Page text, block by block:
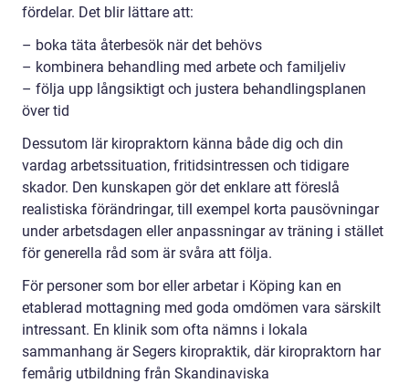
fördelar. Det blir lättare att:
– boka täta återbesök när det behövs
– kombinera behandling med arbete och familjeliv
– följa upp långsiktigt och justera behandlingsplanen
över tid
Dessutom lär kiropraktorn känna både dig och din
vardag arbetssituation, fritidsintressen och tidigare
skador. Den kunskapen gör det enklare att föreslå
realistiska förändringar, till exempel korta pausövningar
under arbetsdagen eller anpassningar av träning i stället
för generella råd som är svåra att följa.
För personer som bor eller arbetar i Köping kan en
etablerad mottagning med goda omdömen vara särskilt
intressant. En klinik som ofta nämns i lokala
sammanhang är Segers kiropraktik, där kiropraktorn har
femårig utbildning från Skandinaviska